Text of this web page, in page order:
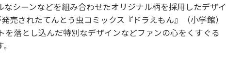
シーンなどを組み合わせたオリジナル柄を採用したデザイ
売されたてんとう虫コミックス『ドラえもん』（小学館）
を落とし込んだ特別なデザインなどファンの心をくすぐる